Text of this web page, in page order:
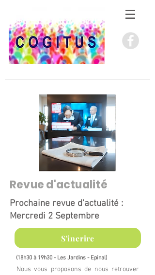
Revue d'actualité
Prochaine revue d'actualité :
Mercredi 2 Septembre
S'incrire
(18h30 à 19h30 - Les Jardins - Epinal)
Nous vous proposons de nous retrouver